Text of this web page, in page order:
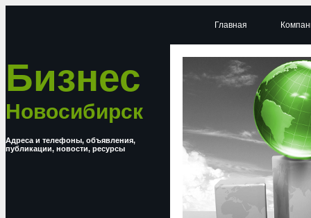
Бизнес
Новосибирск
Адреса и телефоны, объявления,
публикации, новости, ресурсы
Главная